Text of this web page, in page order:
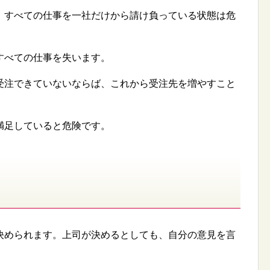
べての仕事を一社だけから請け負っている状態は危
ての仕事を失います。
できていないならば、これから受注先を増やすこと
していると危険です。
られます。上司が決めるとしても、自分の意見を言